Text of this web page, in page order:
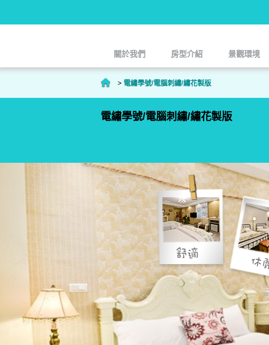
關於我們
關於我們
房型介紹
房型介紹
景觀環境
> 電繡學號/電腦刺繡/繡花製版
電繡學號/電腦刺繡/繡花製版